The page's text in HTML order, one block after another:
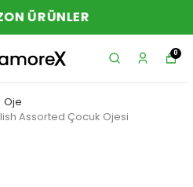
ÜRÜNLER
0
Oje
Assorted Çocuk Ojesi